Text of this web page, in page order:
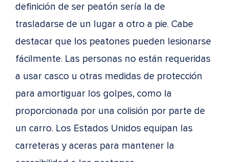
definición de ser peatón sería la de
trasladarse de un lugar a otro a pie. Cabe
destacar que los peatones pueden lesionarse
fácilmente. Las personas no están requeridas
a usar casco u otras medidas de protección
para amortiguar los golpes, como la
proporcionada por una colisión por parte de
un carro. Los Estados Unidos equipan las
carreteras y aceras para mantener la